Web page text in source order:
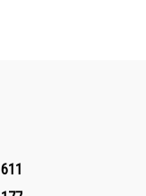
611